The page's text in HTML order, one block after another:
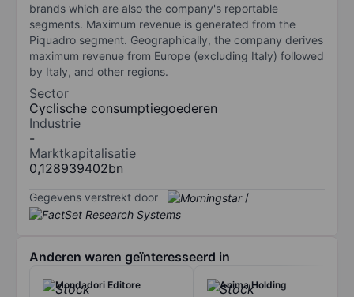
brands which are also the company's reportable
segments. Maximum revenue is generated from the
Piquadro segment. Geographically, the company derives
maximum revenue from Europe (excluding Italy) followed
by Italy, and other regions.
Sector
Cyclische consumptiegoederen
Industrie
-
Marktkapitalisatie
0,128939402bn
Gegevens verstrekt door /
Anderen waren geïnteresseerd in
Mondadori Editore Anima Holding